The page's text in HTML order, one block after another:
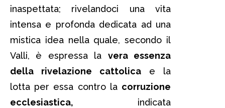
inaspettata; rivelandoci una vita
intensa e profonda dedicata ad una
mistica idea nella quale, secondo il
Valli, è espressa la vera essenza
della rivelazione cattolica e la
lotta per essa contro la corruzione
ecclesiastica, indicata